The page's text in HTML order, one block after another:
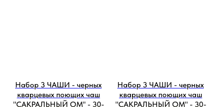
Набор 3 ЧАШИ - черных
кварцевых поющих чаш
"САКРАЛЬНЫЙ ОМ" - 30-
Набор 3 ЧАШИ - черных
кварцевых поющих чаш
"САКРАЛЬНЫЙ ОМ" - 30-